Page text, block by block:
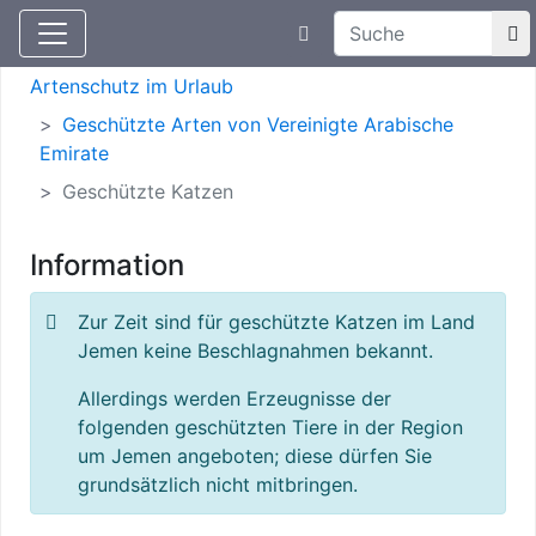
Aktuelle Meldungen
Suchtexteingabe
Artenschutz
Artenschutz im Urlaub
Geschützte Arten von Vereinigte Arabische
Emirate
Geschützte Katzen
Information
Zur Zeit sind für geschützte Katzen im Land
Jemen keine Beschlagnahmen bekannt.
Allerdings werden Erzeugnisse der
folgenden geschützten Tiere in der Region
um Jemen angeboten; diese dürfen Sie
grundsätzlich nicht mitbringen.